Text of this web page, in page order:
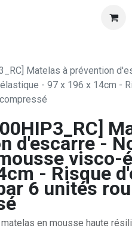
Matelas à prévention
- 97 x 196 x 14cm -
d'escarre -
visco-
- Risque
6 unités
en mousse haute